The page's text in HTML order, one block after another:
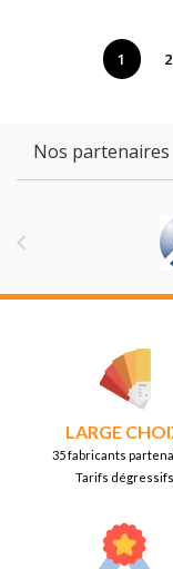
1 2
Nos partenaires

LARGE
35 fabricants
Tarifs dégressifs